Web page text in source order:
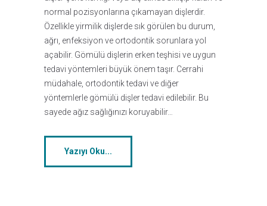
normal pozisyonlarına çıkamayan dişlerdir.
Özellikle yirmilik dişlerde sık görülen bu durum,
ağrı, enfeksiyon ve ortodontik sorunlara yol
açabilir. Gömülü dişlerin erken teşhisi ve uygun
tedavi yöntemleri büyük önem taşır. Cerrahi
müdahale, ortodontik tedavi ve diğer
yöntemlerle gömülü dişler tedavi edilebilir. Bu
sayede ağız sağlığınızı koruyabilir…
Yazıyı Oku...